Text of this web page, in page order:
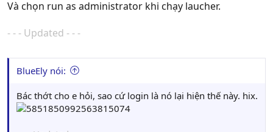
Và chọn run as administrator khi chạy laucher.
- - - Updated - - -
BlueEly nói:
Bác thớt cho e hỏi, sao cứ login là nó lại hiện thế này. hix.